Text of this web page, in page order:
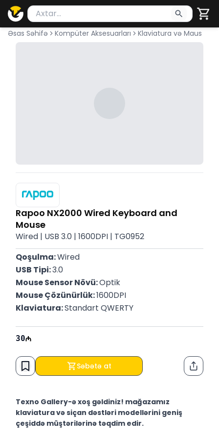
Məhsul axtar
Axtarış üçün ən azı 2 simvol yazın. Göndərmək
Əsas Səhifə Kompüter Aksesuarları Klaviatura və Maus
Rapoo NX2000 Wired Keyboard and
Mouse
Wired | USB 3.0 | 1600DPI | TG0952
Qoşulma: Wired
USB Tipi: 3.0
Mouse Sensor Növü: Optik
Mouse Çözünürlük: 1600DPI
Klaviatura: Standart QWERTY
30
Səbətə at
Texno Gallery-ə xoş gəldiniz! mağazamız
klaviatura və siçan dəstləri modellərini geniş
çeşiddə müştərilərinə təqdim edir.